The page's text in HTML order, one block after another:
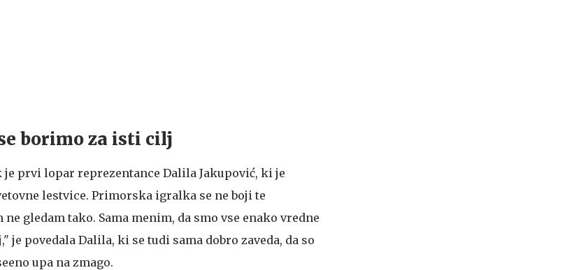
borimo za isti cilj
prvi lopar reprezentance Dalila Jakupović, ki je
lestvice. Primorska igralka se ne boji te
gledam tako. Sama menim, da smo vse enako vredne
povedala Dalila, ki se tudi sama dobro zaveda, da so
upa na zmago.